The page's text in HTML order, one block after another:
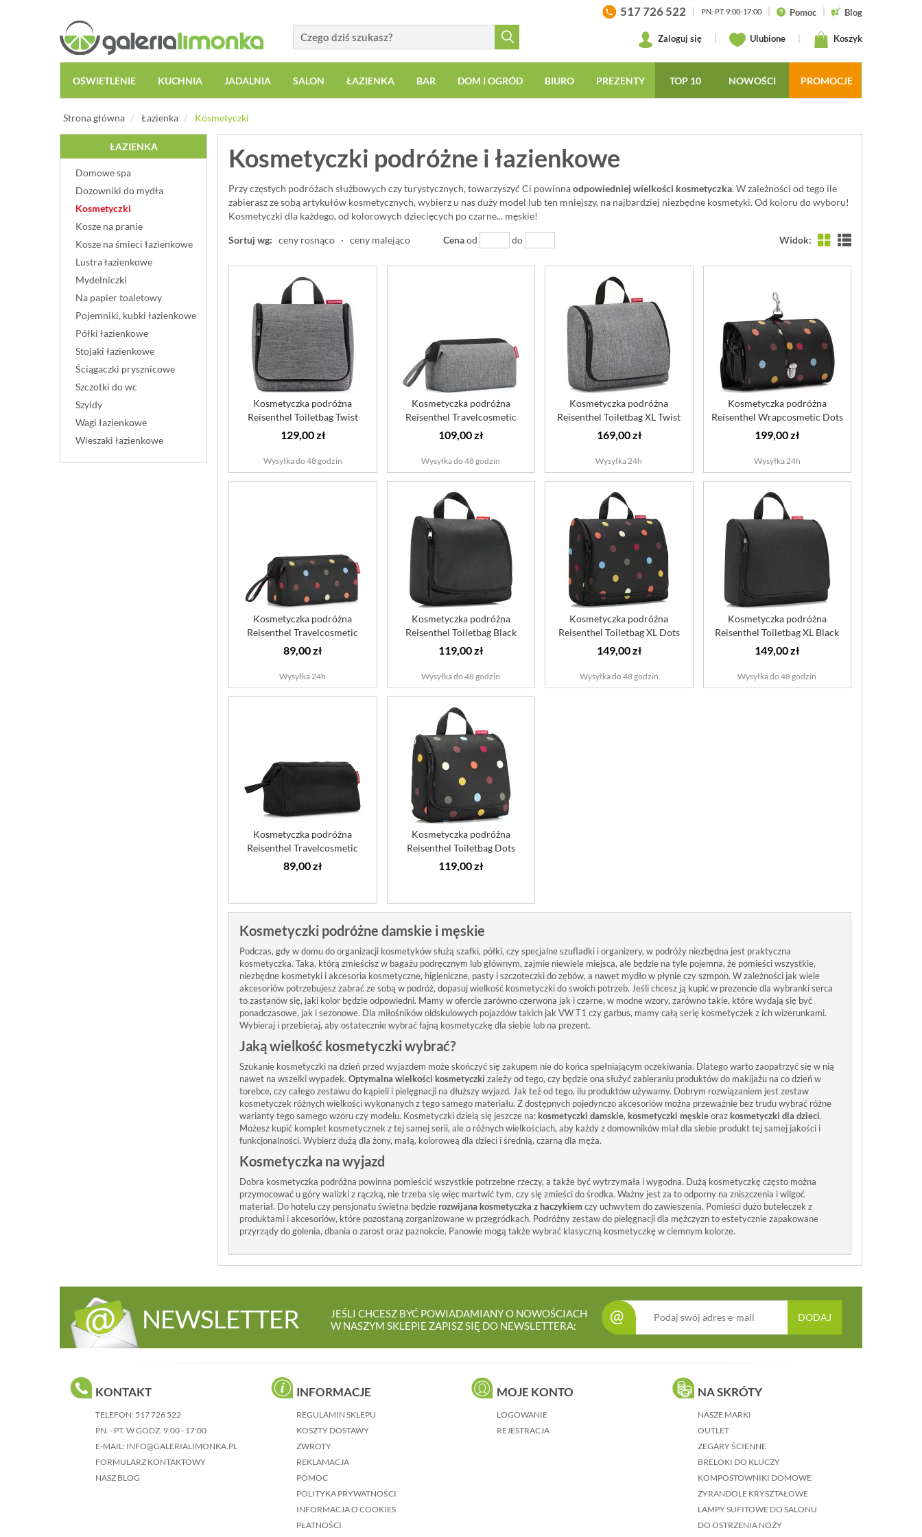
517 726 522 PN.-PT. 9:00-17:00 Pomoc Blog
Zaloguj się Ulubione Koszyk
OŚWIETLENIE KUCHNIA JADALNIA SALON ŁAZIENKA BAR DOM I OGRÓD BIURO PREZENTY TOP 10 NOWOŚCI PROMOCJE
Strona główna Łazienka Kosmetyczki
ŁAZIENKA
Domowe spa
Dozowniki do mydła
Kosmetyczki
Kosze na pranie
Kosze na śmieci łazienkowe
Lustra łazienkowe
Mydelniczki
Na papier toaletowy
Pojemniki, kubki łazienkowe
Półki łazienkowe
Stojaki łazienkowe
Ściągaczki prysznicowe
Szczotki do wc
Szyldy
Wagi łazienkowe
Wieszaki łazienkowe
Kosmetyczki podróżne i łazienkowe
Przy częstych podróżach służbowych czy turystycznych, towarzyszyć Ci powinnaodpowiedniej wielkości kosmetyczka. W zależności od tego ile
zabierasz ze sobą artykułów kosmetycznych, wybierz u nas duży model lub ten mniejszy, na najbardziej niezbędne kosmetyki. Od koloru do wyboru!
Kosmetyczki dla każdego, od kolorowych dziecięcych po czarne... męskie!
Sortuj wg: ceny rosnąco · ceny malejąco Cenaod do Widok:
Kosmetyczka podróżna
Reisenthel Toiletbag Twist
silver
129,00 zł
Wysyłka do 48 godzin
Kosmetyczka podróżna
Reisenthel Travelcosmetic
Twist silver
109,00 zł
Wysyłka do 48 godzin
Kosmetyczka podróżna
Reisenthel Toiletbag XL Twist
silver
169,00 zł
Wysyłka 24h
Kosmetyczka podróżna
Reisenthel Wrapcosmetic Dots
199,00 zł
Wysyłka 24h
Kosmetyczka podróżna
Reisenthel Travelcosmetic
Dots
89,00 zł
Wysyłka 24h
Kosmetyczka podróżna
Reisenthel Toiletbag Black
119,00 zł
Wysyłka do 48 godzin
Kosmetyczka podróżna
Reisenthel Toiletbag XL Dots
149,00 zł
Wysyłka do 48 godzin
Kosmetyczka podróżna
Reisenthel Toiletbag XL Black
149,00 zł
Wysyłka do 48 godzin
Kosmetyczka podróżna
Reisenthel Travelcosmetic
Black
89,00 zł
Kosmetyczka podróżna
Reisenthel Toiletbag Dots
119,00 zł
Kosmetyczki podróżne damskie i męskie
Podczas, gdy w domu do organizacji kosmetyków służą szafki, półki, czy specjalne szufladki i organizery, w podróży niezbędna jest praktyczna
kosmetyczka. Taka, którą zmieścisz w bagażu podręcznym lub głównym, zajmie niewiele miejsca, ale będzie na tyle pojemna, że pomieści wszystkie,
niezbędne kosmetyki i akcesoria kosmetyczne, higieniczne, pasty i szczoteczki do zębów, a nawet mydło w płynie czy szmpon. W zależności jak wiele
akcesoriów potrzebujesz zabrać ze sobą w podróż, dopasuj wielkość kosmetyczki do swoich potrzeb. Jeśli chcesz ją kupić w prezencie dla wybranki serca
to zastanów się, jaki kolor będzie odpowiedni. Mamy w ofercie zarówno czerwona jak i czarne, w modne wzory, zarówno takie, które wydają się być
ponadczasowe, jak i sezonowe. Dla miłośników oldskulowych pojazdów takich jak VW T1 czy garbus, mamy całą serię kosmetyczek z ich wizerunkami.
Wybieraj i przebieraj, aby ostatecznie wybrać fajną kosmetyczkę dla siebie lub na prezent.
Jaką wielkość kosmetyczki wybrać?
Szukanie kosmetyczki na dzień przed wyjazdem może skończyć się zakupem nie do końca spełniającym oczekiwania. Dlatego warto zaopatrzyć się w nią
nawet na wszelki wypadek. Optymalna wielkości kosmetyczki zależy od tego, czy będzie ona służyć zabieraniu produktów do makijażu na co dzień w
torebce, czy całego zestawu do kąpieli i pielęgnacji na dłuższy wyjazd. Jak też od tego, ilu produktów używamy. Dobrym rozwiązaniem jest zestaw
kosmetyczek różnych wielkości wykonanych z tego samego materiału. Z dostępnych pojedynczo akcesoriów można przeważnie bez trudu wybrać różne
warianty tego samego wzoru czy modelu. Kosmetyczki dzielą się jeszcze na: kosmetyczki damskie, kosmetyczki męskieoraz kosmetyczki dla dzieci.
Możesz kupić komplet kosmetycznek z tej samej serii, ale o różnych wielkościach, aby każdy z domowników miał dla siebie produkt tej samej jakości i
funkcjonalności. Wybierz dużą dla żony, małą, koloroweą dla dzieci i średnią, czarną dla męża.
Kosmetyczka na wyjazd
Dobra kosmetyczka podróżna powinna pomieścić wszystkie potrzebne rzeczy, a także być wytrzymała i wygodna. Dużą kosmetyczkę często można
przymocować u góry walizki z rączką, nie trzeba się więc martwić tym, czy się zmieści do środka. Ważny jest za to odporny na zniszczenia i wilgoć
materiał. Do hotelu czy pensjonatu świetna będzie rozwijana kosmetyczka z haczykiemczy uchwytem do zawieszenia. Pomieści dużo buteleczek z
produktami i akcesoriów, które pozostaną zorganizowane w przegródkach. Podróżny zestaw do pielęgnacji dla mężczyzn to estetycznie zapakowane
przyrządy do golenia, dbania o zarost oraz paznokcie. Panowie mogą także wybrać klasyczną kosmetyczkę w ciemnym kolorze.
NEWSLETTER
JEŚLI CHCESZ BYĆ POWIADAMIANY O NOWOŚCIACH
W NASZYM SKLEPIE ZAPISZ SIĘ DO NEWSLETTERA:
@ DODAJ
KONTAKT
TELEFON: 517 726 522
PN. - PT. W GODZ. 9:00 - 17:00
E-MAIL: INFO@GALERIALIMONKA.PL
FORMULARZ KONTAKTOWY
NASZ BLOG
INFORMACJE
REGULAMIN SKLEPU
KOSZTY DOSTAWY
ZWROTY
REKLAMACJA
POMOC
POLITYKA PRYWATNOŚCI
INFORMACJA O COOKIES
PŁATNOŚCI
MOJE KONTO
LOGOWANIE
REJESTRACJA
NA SKRÓTY
NASZE MARKI
OUTLET
ZEGARY ŚCIENNE
BRELOKI DO KLUCZY
KOMPOSTOWNIKI DOMOWE
ŻYRANDOLE KRYSZTAŁOWE
LAMPY SUFITOWE DO SALONU
DO OSTRZENIA NOŻY